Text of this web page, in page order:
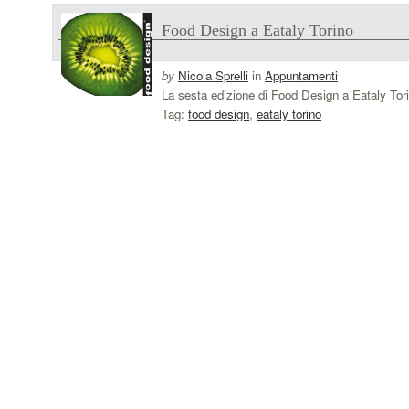
Food Design a Eataly Torino
by Nicola Sprelli in Appuntamenti
La sesta edizione di Food Design a Eataly
Tag: food design, eataly torino